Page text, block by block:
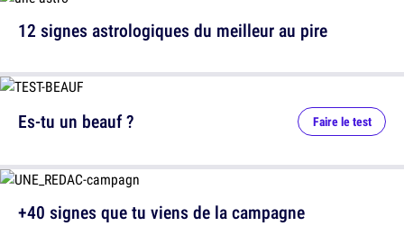
12 signes astrologiques du meilleur au pire
Es-tu un beauf ? Faire le test
+40 signes que tu viens de la campagne